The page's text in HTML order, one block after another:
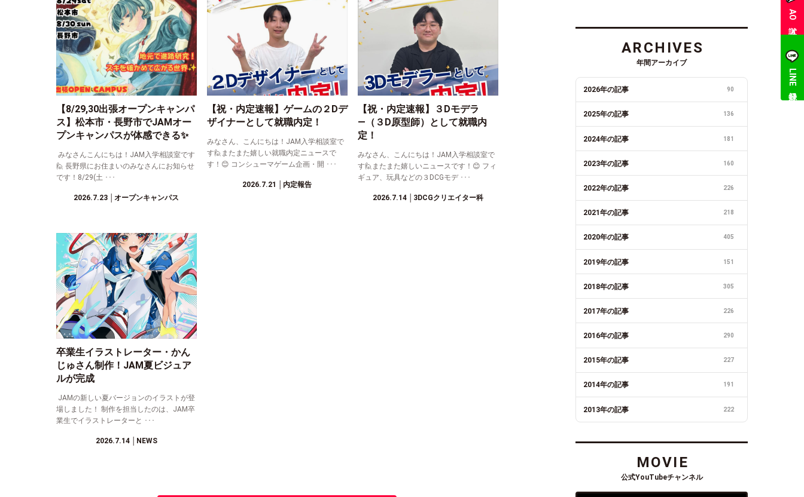
【8/29,30出張オープンキャンパ
ス】松本市・長野市でJAMオー
プンキャンパスが体感できる✨
みなさんこんにちは！JAM入学相談室です
🙋 長野県にお住まいのみなさんにお知らせ
です！8/29(土 ･･･
2026.7.23 │オープンキャンパス
【祝・内定速報】ゲームの２Dデ
ザイナーとして就職内定！
みなさん、こんにちは！JAM入学相談室で
す🙋またまた嬉しい就職内定ニュースで
す！😊 コンシューマゲーム企画・開 ･･･
2026.7.21 │内定報告
【祝・内定速報】３Dモデラ
―（３D原型師）として就職内
定！
みなさん、こんにちは！JAM入学相談室で
す🙋またまた嬉しいニュースです！😊 フィ
ギュア、玩具などの３DCGモデ ･･･
2026.7.14│3DCGクリエイター科
卒業生イラストレーター・かん
じゅさん制作！JAM夏ビジュア
ルが完成
JAMの新しい夏バージョンのイラストが登
場しました！ 制作を担当したのは、JAM卒
業生でイラストレーターと ･･･
2026.7.14│NEWS
ARCHIVES
年間アーカイブ
2026年の記事 90
2025年の記事 136
2024年の記事 181
2023年の記事 160
2022年の記事 226
2021年の記事 218
2020年の記事 405
2019年の記事 151
2018年の記事 305
2017年の記事 226
2016年の記事 290
2015年の記事 227
2014年の記事 191
2013年の記事 222
MOVIE
公式YouTubeチャンネル
AO入試
LINE登録